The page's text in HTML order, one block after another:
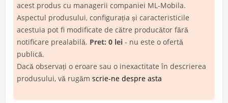
acest produs cu managerii companiei ML-Mobila.
Aspectul produsului, configurația și caracteristicile
acestuia pot fi modificate de către producător fără
notificare prealabilă. Pret: 0 lei - nu este o ofertă
publică.
Dacă observați o eroare sau o inexactitate în descrierea
produsului, vă rugăm scrie-ne despre asta